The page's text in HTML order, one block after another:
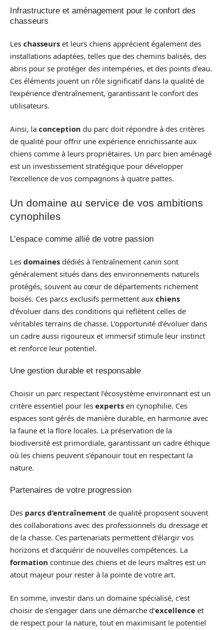
Infrastructure et aménagement pour le confort des
chasseurs
Les chasseurs et leurs chiens apprécient également des
installations adaptées, telles que des chemins balisés, des
abris pour se protéger des intempéries, et des points d’eau.
Ces éléments jouent un rôle significatif dans la qualité de
l’expérience d’entraînement, garantissant le confort des
utilisateurs.
Ainsi, la conception du parc doit répondre à des critères
de qualité pour offrir une expérience enrichissante aux
chiens comme à leurs propriétaires. Un parc bien aménagé
est un investissement stratégique pour développer
l’excellence de vos compagnons à quatre pattes.
Un domaine au service de vos ambitions
cynophiles
L’espace comme allié de votre passion
Les domaines dédiés à l’entraînement canin sont
généralement situés dans des environnements naturels
protégés, souvent au cœur de départements richement
boisés. Ces parcs exclusifs permettent aux chiens
d’évoluer dans des conditions qui reflètent celles de
véritables terrains de chasse. L’opportunité d’évoluer dans
un cadre aussi rigoureux et immersif stimule leur instinct
et renforce leur potentiel.
Une gestion durable et responsable
Choisir un parc respectant l’écosystème environnant est un
critère essentiel pour les experts en cynophilie. Ces
espaces sont gérés de manière durable, en harmonie avec
la faune et la flore locales. La préservation de la
biodiversité est primordiale, garantissant un cadre éthique
où les chiens peuvent s’épanouir tout en respectant la
nature.
Partenaires de votre progression
Des parcs d’entraînement de qualité proposent souvent
des collaborations avec des professionnels du dressage et
de la chasse. Ces partenariats permettent d’élargir vos
horizons et d’acquérir de nouvelles compétences. La
formation continue des chiens et de leurs maîtres est un
atout majeur pour rester à la pointe de votre art.
En somme, investir dans un domaine spécialisé, c’est
choisir de s’engager dans une démarche d’excellence et
de respect pour la nature, tout en maximisant le potentiel